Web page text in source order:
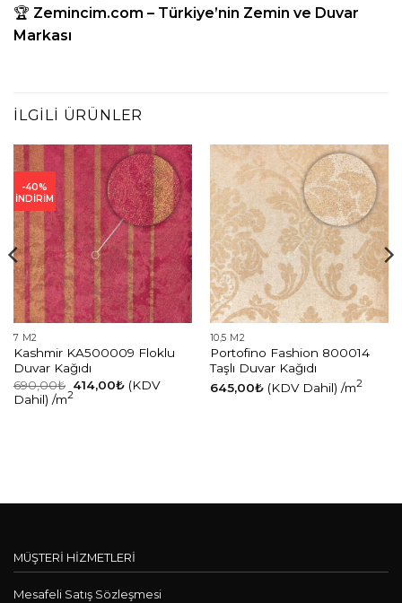
🏆 Zemincim.com – Türkiye’nin Zemin ve Duvar
Markası
İLGILI ÜRÜNLER
-40%
İNDİRİM
7 M2
Kashmir KA500009 Floklu
Duvar Kağıdı
690,00₺ Orijinal
fiyat:
414,00₺Şu
andaki
(KDV
Dahil) /m2
10,5 M2
Portofino Fashion 800014
Taşlı Duvar Kağıdı
645,00₺ (KDV Dahil) /m2
MÜŞTERİ HİZMETLERİ
Mesafeli Satış Sözleşmesi